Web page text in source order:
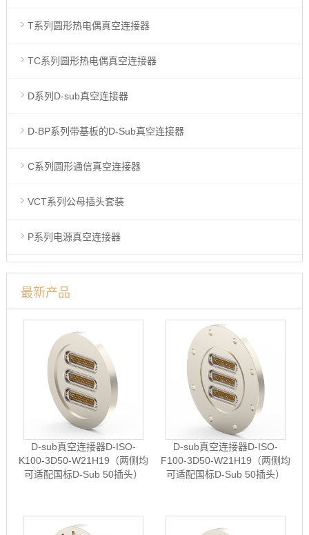
T系列圆形热电偶真空连接器
TC系列圆形热电偶真空连接器
D系列D-sub真空连接器
D-BP系列带基板的D-Sub真空连接器
C系列圆形通信真空连接器
VCT系列公母插头套装
P系列电源真空连接器
最新产品
D-sub真空连接器D-ISO-
K100-3D50-W21H19（两侧均
可适配国标D-Sub 50插头）
D-sub真空连接器D-ISO-
F100-3D50-W21H19（两侧均
可适配国标D-Sub 50插头）